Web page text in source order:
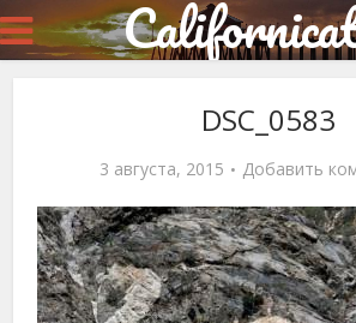
DSC_0583
3 августа, 2015 Добавить